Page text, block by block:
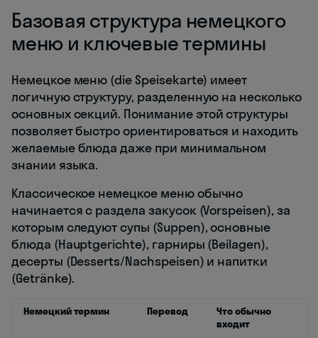
Базовая структура немецкого
меню и ключевые термины
Немецкое меню (die Speisekarte) имеет
логичную структуру, разделенную на несколько
основных секций. Понимание этой структуры
позволяет быстро ориентироваться и находить
желаемые блюда даже при минимальном
знании языка.
Классическое немецкое меню обычно
начинается с раздела закусок (Vorspeisen), за
которым следуют супы (Suppen), основные
блюда (Hauptgerichte), гарниры (Beilagen),
десерты (Desserts/Nachspeisen) и напитки
(Getränke).
Немецкий термин Перевод
Что обычно
входит